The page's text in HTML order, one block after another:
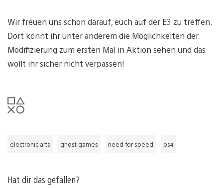
Wir freuen uns schon darauf, euch auf der E3 zu treffen.
Dort könnt ihr unter anderem die Möglichkeiten der
Modifizierung zum ersten Mal in Aktion sehen und das
wollt ihr sicher nicht verpassen!
electronic arts ghost games need for speed ps4
Hat dir das gefallen?